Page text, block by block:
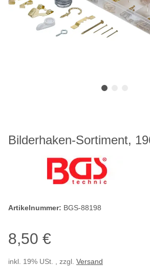
Bilderhaken-Sortiment,
Artikelnummer: BGS-88198
8,50 €
inkl. 19% USt. , zzgl. Versand